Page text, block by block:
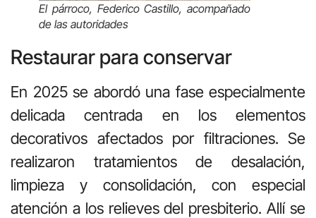
El párroco, Federico Castillo, acompañado
de las autoridades
Restaurar para conservar
En 2025 se abordó una fase especialmente
delicada centrada en los elementos
decorativos afectados por filtraciones. Se
realizaron tratamientos de desalación,
limpieza y consolidación, con especial
atención a los relieves del presbiterio. Allí se